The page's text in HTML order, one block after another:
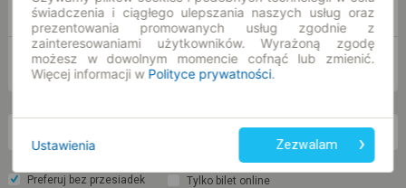
DO
Preferuj bez przesiadek Tylko bilet online
świadczenia i ciągłego ulepszania naszych usług oraz
prezentowania promowanych usług zgodnie z
zainteresowaniami użytkowników. Wyrażoną zgodę
możesz w dowolnym momencie cofnąć lub zmienić.
Więcej informacji w Polityce prywatności.
Ustawienia Zezwalam